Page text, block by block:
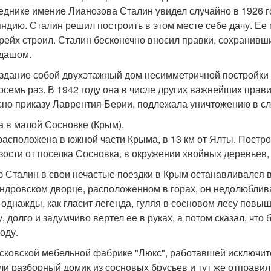
имение Лианозова Сталин увидел случайно в
Сталин решил построить в этом месте себе дачу.
строил. Сталин бесконечно вносил правки,
собой двухэтажный дом несимметричной
раз. В 1942 году она в числе других важнейших
приказу Лаврентия Берии, подлежала уничтожению в
в малой Сосновке (Крым).
в южной части Крыма, в 13 км от Ялты.
от поселка Сосновка, в окружении хвойных
в свои нечастые поездки в Крым останавливался
дворце, расположенном в горах, он
как гласит легенда, гуляя в сосновом лесу
долго и задумчиво вертел ее в руках, а потом сказал,
мебельной фабрике "Люкс", работавшей
разборный домик из сосновых брусьев и тут же